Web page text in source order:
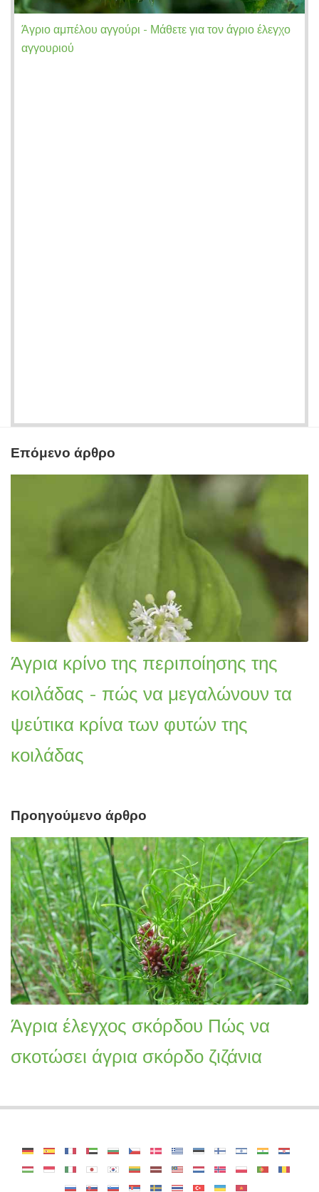
Άγριο αμπέλου αγγούρι - Μάθετε για τον άγριο έλεγχο
αγγουριού
Επόμενο άρθρο
Άγρια κρίνο της περιποίησης της
κοιλάδας - πώς να μεγαλώνουν τα
ψεύτικα κρίνα των φυτών της
κοιλάδας
Προηγούμενο άρθρο
Άγρια έλεγχος σκόρδου Πώς να
σκοτώσει άγρια ​​σκόρδο ζιζάνια